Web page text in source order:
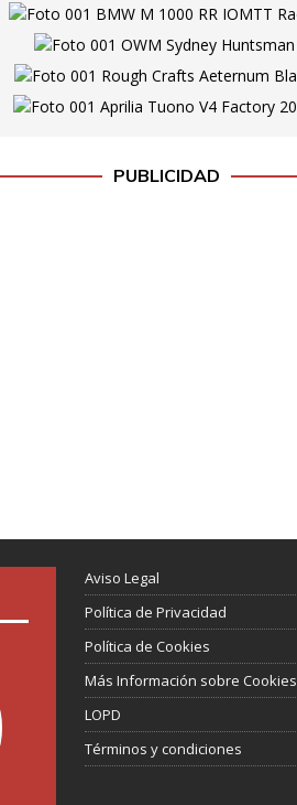
PUBLICIDAD
Aviso Legal
Política de Privacidad
Política de Cookies
Más Información sobre Cookies
LOPD
Términos y condiciones